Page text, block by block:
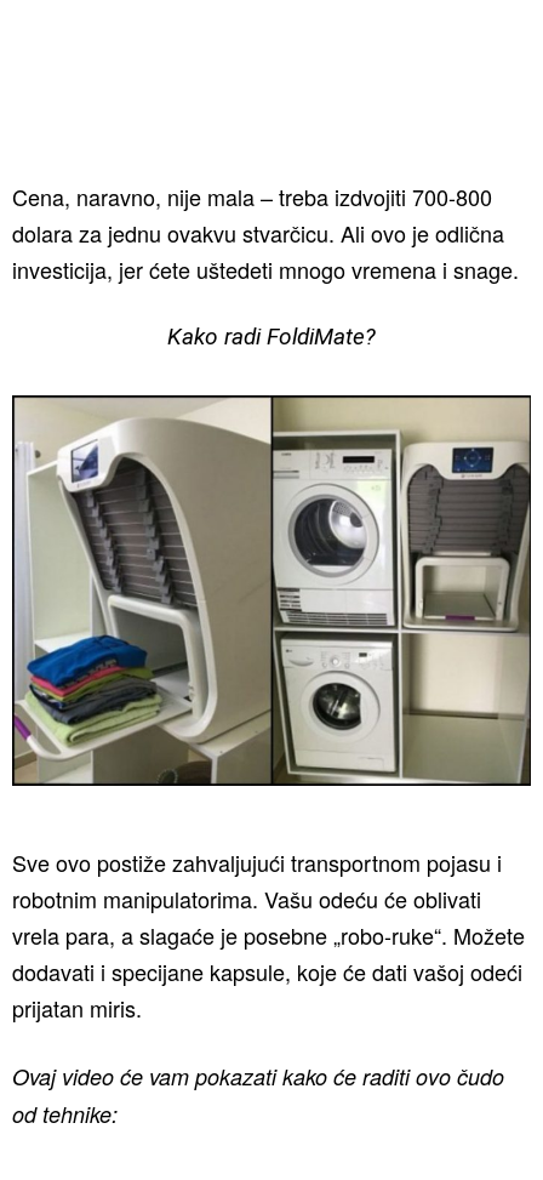
Cena, naravno, nije mala – treba izdvojiti 700-800
dolara za jednu ovakvu stvarčicu. Ali ovo je odlična
investicija, jer ćete uštedeti mnogo vremena i snage.
Kako radi FoldiMate?
Sve ovo postiže zahvaljujući transportnom pojasu i
robotnim manipulatorima. Vašu odeću će oblivati
vrela para, a slagaće je posebne „robo-ruke“. Možete
dodavati i specijane kapsule, koje će dati vašoj odeći
prijatan miris.
Ovaj video će vam pokazati kako će raditi ovo čudo
od tehnike: